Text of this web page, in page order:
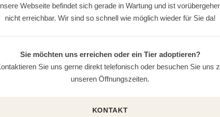
Webseite befindet sich gerade in Wartung und ist
nicht erreichbar. Wir sind so schnell wie möglich wieder für Sie da!
Sie möchten uns erreichen oder ein Tier adoptieren?
Sie uns gerne direkt telefonisch oder besuchen Sie uns
unseren Öffnungszeiten.
KONTAKT